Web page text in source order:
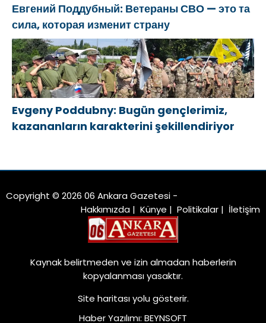
Евгений Поддубный: Ветераны СВО — это та
сила, которая изменит страну
Evgeny Poddubny: Bugün gençlerimiz,
kazananların karakterini şekillendiriyor
Copyright © 2026 06 Ankara Gazetesi -
Hakkımızda | Künye | Politikalar | İletişim
Kaynak belirtmeden ve izin almadan haberlerin
kopyalanması yasaktır.
Site haritasıyolu gösterir.
Haber Yazılımı: BEYNSOFT